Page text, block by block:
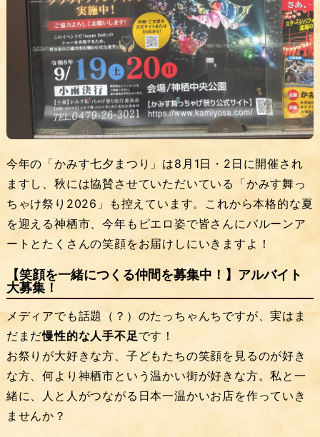
今年の「かみす七夕まつり」は8月1日・2日に開催され
ますし、秋には協賛させていただいている「かみす舞っ
ちゃけ祭り2026」も控えています。これから本格的な夏
を迎える神栖市、今年もピエロ姿で皆さんにバルーンア
ートとたくさんの笑顔をお届けしにいきますよ！
【笑顔を一緒につくる仲間を募集中！】アルバイト
大募集！
メディアでも話題（？）のたっちゃんちですが、実はま
だまだ慢性的な人手不足です！
お祭りが大好きな方、子どもたちの笑顔を見るのが好き
な方、何より神栖市という温かい街が好きな方。私と一
緒に、人と人がつながる日本一温かいお店を作っていき
ませんか？